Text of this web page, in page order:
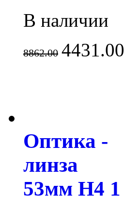
В наличии
8862.00 4431.00
Оптика -
линза
53мм H4 1